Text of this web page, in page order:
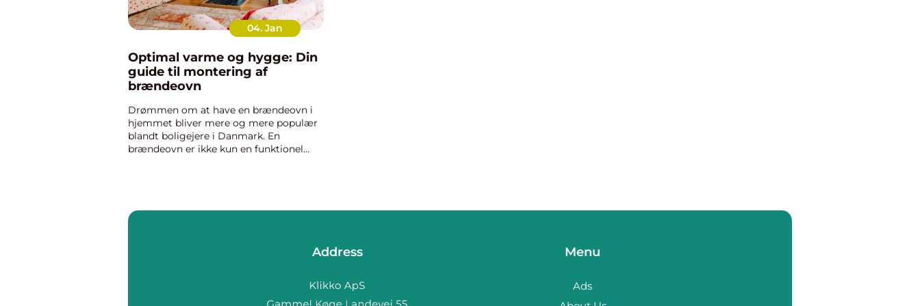
04. Jan
Optimal varme og hygge: Din
guide til montering af
brændeovn
Drømmen om at have en brændeovn i
hjemmet bliver mere og mere populær
blandt boligejere i Danmark. En
brændeovn er ikke kun en funktionel
Address Menu
Ads